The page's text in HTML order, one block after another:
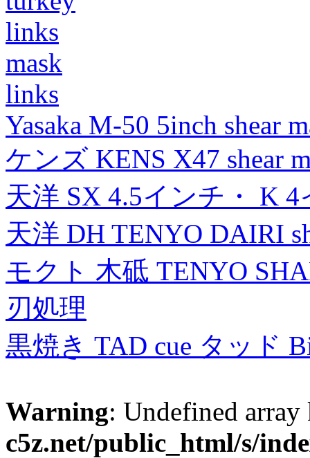
links
mask
links
Yasaka M-50 5inch shear
ケンズ KENS X47 shear
天洋 SX 4.5インチ・ K
天洋 DH TENYO DAIRI
モクト 木砥 TENYO
刃処理
黒焼き TAD cue タッド
Warning: Undefined
c5z.net/public_html/s/